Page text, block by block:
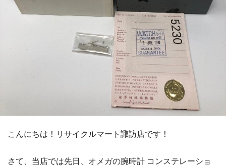
こんにちは！リサイクルマート諏訪店です！
さて、当店では先日、オメガの腕時計 コンステレーショ